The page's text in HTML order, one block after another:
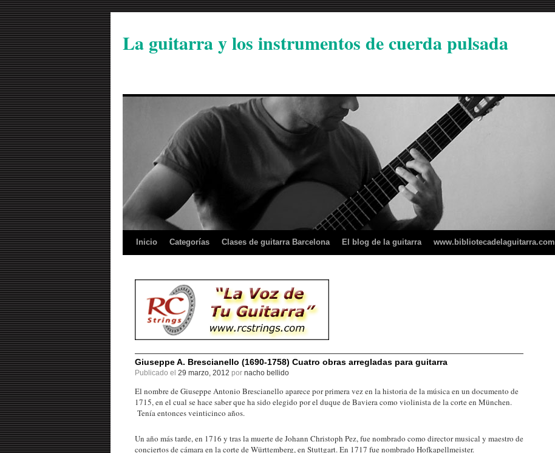
La guitarra y los instrumentos de cuerda pulsada
Inicio Categorías Clases de guitarra Barcelona El blog de la guitarra www.bibliotecadelaguitarra.com
Giuseppe A. Brescianello (1690-1758) Cuatro obras arregladas para guitarra
Publicado el 29 marzo, 2012 por nacho bellido
El nombre de Giuseppe Antonio Brescianello aparece por primera vez en la historia de la música en un documento de
1715, en el cual se hace saber que ha sido elegido por el duque de Baviera como violinista de la corte en München.
Tenía entonces veinticinco años.
Un año más tarde, en 1716 y tras la muerte de Johann Christoph Pez, fue nombrado como director musical y maestro de
conciertos de cámara en la corte de Württemberg, en Stuttgart. En 1717 fue nombrado Hofkapellmeister.